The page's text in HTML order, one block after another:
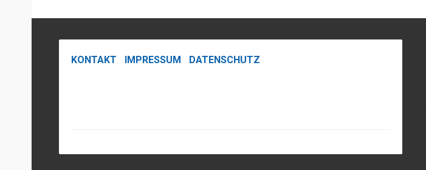
KONTAKT IMPRESSUM DATENSCHUTZ